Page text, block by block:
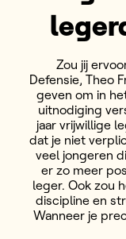
Zou jij
Defensie, Theo
geven om in
uitnodiging
jaar vrijwillige
dat je niet
veel jongeren
er zo meer
leger. Ook zou
discipline en
Wanneer je